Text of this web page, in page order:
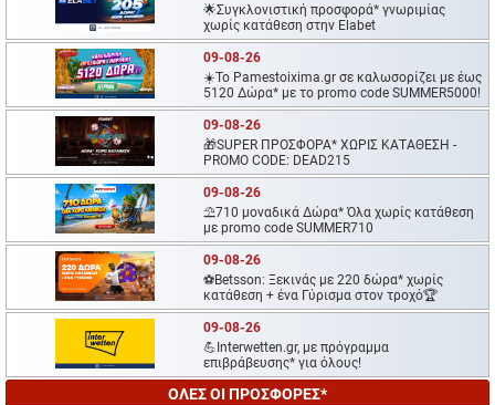
🌟Συγκλονιστική προσφορά* γνωριμίας
χωρίς κατάθεση στην Elabet
09-08-26
☀️To Pamestoixima.gr σε καλωσορίζει με έως
5120 Δώρα* με το promo code SUMMER5000!
09-08-26
🎁SUPER ΠΡΟΣΦΟΡΑ* ΧΩΡΙΣ ΚΑΤΑΘΕΣΗ -
PROMO CODE: DEAD215
09-08-26
⛱️710 μοναδικά Δώρα* Όλα χωρίς κατάθεση
με promo code SUMMER710
09-08-26
⚽Betsson: Ξεκινάς με 220 δώρα* χωρίς
κατάθεση + ένα Γύρισμα στον τροχό🏆
09-08-26
💪Interwetten.gr, με πρόγραμμα
επιβράβευσης* για όλους!
ΟΛΕΣ ΟΙ ΠΡΟΣΦΟΡΕΣ*